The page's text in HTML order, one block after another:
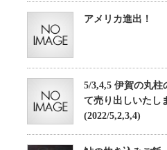
アメリカ進出！
5/3,4,5 伊賀の丸柱
て売り出しいたし
(2022/5,2,3,4)